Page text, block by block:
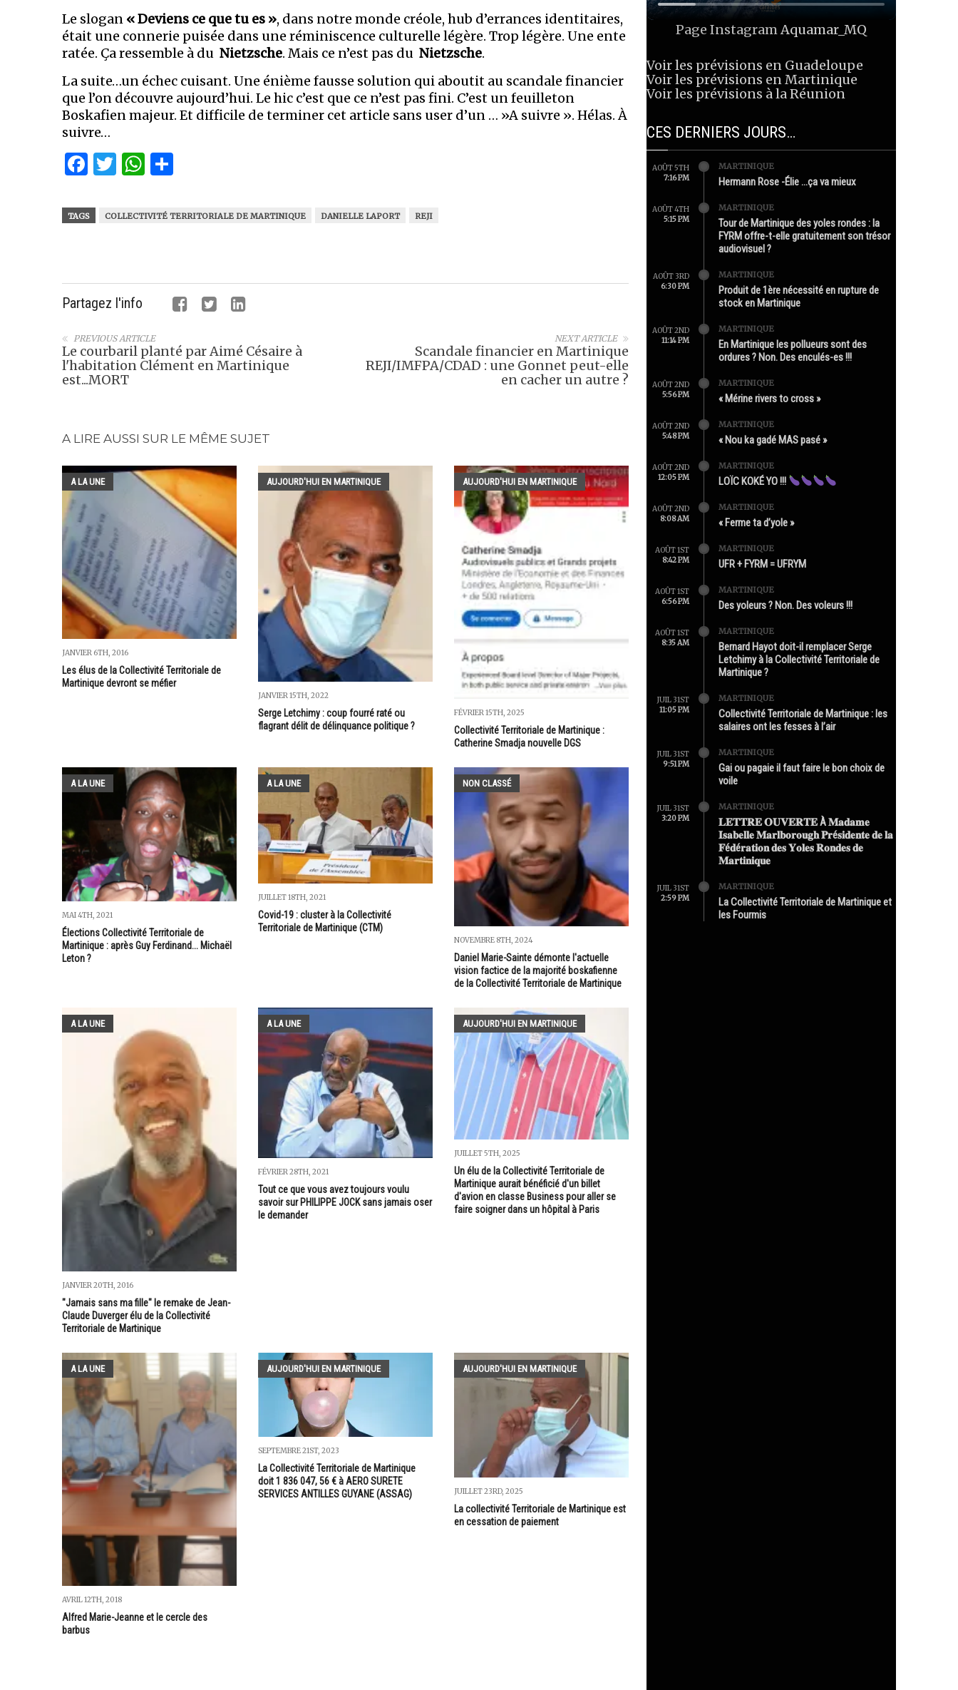
Le slogan « Deviens ce que tu es », dans notre monde créole, hub d’errances identitaires,
était une connerie puisée dans une réminiscence culturelle légère. Trop légère. Une ente
ratée. Ça ressemble à du Nietzsche. Mais ce n’est pas du Nietzsche.
La suite…un échec cuisant. Une énième fausse solution qui aboutit au scandale financier
que l’on découvre aujourd’hui. Le hic c’est que ce n’est pas fini. C’est un feuilleton
Boskafien majeur. Et difficile de terminer cet article sans user d’un … »A suivre ». Hélas. À
suivre…
Facebook
Twitter
WhatsApp
TAGS COLLECTIVITÉ TERRITORIALE DE MARTINIQUE DANIELLE LAPORT REJI
Partagez l'info
NEXT ARTICLE
Scandale financier en Martinique
REJI/IMFPA/CDAD : une Gonnet peut-elle
en cacher un autre ?
PREVIOUS ARTICLE
Le courbaril planté par Aimé Césaire à
l'habitation Clément en Martinique
est...MORT
A LIRE AUSSI SUR LE MÊME SUJET
A LA UNE
JANVIER 6TH, 2016
Les élus de la Collectivité Territoriale de
Martinique devront se méfier
AUJOURD'HUI EN MARTINIQUE
JANVIER 15TH, 2022
Serge Letchimy : coup fourré raté ou
flagrant délit de délinquance politique ?
AUJOURD'HUI EN MARTINIQUE
FÉVRIER 15TH, 2025
Collectivité Territoriale de Martinique :
Catherine Smadja nouvelle DGS
A LA UNE
MAI 4TH, 2021
Élections Collectivité Territoriale de
Martinique : après Guy Ferdinand... Michaël
Leton ?
A LA UNE
JUILLET 18TH, 2021
Covid-19 : cluster à la Collectivité
Territoriale de Martinique (CTM)
NON CLASSÉ
NOVEMBRE 8TH, 2024
Daniel Marie-Sainte démonte l'actuelle
vision factice de la majorité boskafienne
de la Collectivité Territoriale de Martinique
A LA UNE
JANVIER 20TH, 2016
"Jamais sans ma fille" le remake de Jean-
Claude Duverger élu de la Collectivité
Territoriale de Martinique
A LA UNE
FÉVRIER 28TH, 2021
Tout ce que vous avez toujours voulu
savoir sur PHILIPPE JOCK sans jamais oser
le demander
AUJOURD'HUI EN MARTINIQUE
JUILLET 5TH, 2025
Un élu de la Collectivité Territoriale de
Martinique aurait bénéficié d'un billet
d'avion en classe Business pour aller se
faire soigner dans un hôpital à Paris
A LA UNE
AVRIL 12TH, 2018
Alfred Marie-Jeanne et le cercle des
barbus
AUJOURD'HUI EN MARTINIQUE
SEPTEMBRE 21ST, 2023
La Collectivité Territoriale de Martinique
doit 1 836 047, 56 € à AERO SURETE
SERVICES ANTILLES GUYANE (ASSAG)
AUJOURD'HUI EN MARTINIQUE
JUILLET 23RD, 2025
La collectivité Territoriale de Martinique est
en cessation de paiement
Page InstagramAquamar_MQ
Voir les prévisions en Guadeloupe
Voir les prévisions en Martinique
Voir les prévisions à la Réunion
CES DERNIERS JOURS…
AOÛT 5TH
7:16 PM
MARTINIQUE
Hermann Rose -Élie …ça va mieux
AOÛT 4TH
5:15 PM
MARTINIQUE
Tour de Martinique des yoles rondes : la
FYRM offre-t-elle gratuitement son trésor
audiovisuel ?
AOÛT 3RD
6:30 PM
MARTINIQUE
Produit de 1ère nécessité en rupture de
stock en Martinique
AOÛT 2ND
11:14 PM
MARTINIQUE
En Martinique les pollueurs sont des
ordures ? Non. Des enculés-es !!!
AOÛT 2ND
5:56 PM
MARTINIQUE
« Mérine rivers to cross »
AOÛT 2ND
5:48 PM
MARTINIQUE
« Nou ka gadé MAS pasé »
AOÛT 2ND
12:05 PM
MARTINIQUE
LOÏC KOKÉ YO !!!
AOÛT 2ND
8:08 AM
MARTINIQUE
« Ferme ta d’yole »
AOÛT 1ST
8:42 PM
MARTINIQUE
UFR + FYRM = UFRYM
AOÛT 1ST
6:56 PM
MARTINIQUE
Des yoleurs ? Non. Des voleurs !!!
AOÛT 1ST
8:35 AM
MARTINIQUE
Bernard Hayot doit-il remplacer Serge
Letchimy à la Collectivité Territoriale de
Martinique ?
JUIL 31ST
11:05 PM
MARTINIQUE
Collectivité Territoriale de Martinique : les
salaires ont les fesses à l’air
JUIL 31ST
9:51 PM
MARTINIQUE
Gai ou pagaie il faut faire le bon choix de
voile
JUIL 31ST
3:20 PM
MARTINIQUE
𝐋𝐄𝐓𝐓𝐑𝐄 𝐎𝐔𝐕𝐄𝐑𝐓𝐄 À 𝐌𝐚𝐝𝐚𝐦𝐞
𝐈𝐬𝐚𝐛𝐞𝐥𝐥𝐞 𝐌𝐚𝐫𝐥𝐛𝐨𝐫𝐨𝐮𝐠𝐡 𝐏𝐫é𝐬𝐢𝐝𝐞𝐧𝐭𝐞 𝐝𝐞 𝐥𝐚
𝐅é𝐝é𝐫𝐚𝐭𝐢𝐨𝐧 𝐝𝐞𝐬 𝐘𝐨𝐥𝐞𝐬 𝐑𝐨𝐧𝐝𝐞𝐬 𝐝𝐞
𝐌𝐚𝐫𝐭𝐢𝐧𝐢𝐪𝐮𝐞
JUIL 31ST
2:59 PM
MARTINIQUE
La Collectivité Territoriale de Martinique et
les Fourmis